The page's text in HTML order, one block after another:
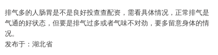
排气多的人肠胃是不是良好投查查配资，需看具体情况，正常排气是
气通的好状态，但要是排气过多或者气味不对劲，要多留意身体的情
况。
发布于：湖北省